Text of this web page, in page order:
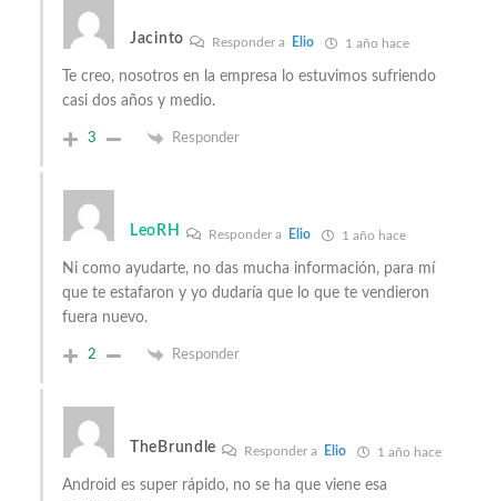
Jacinto Responder a Elio 1 año hace
Te creo, nosotros en la empresa lo estuvimos sufriendo
casi dos años y medio.
3 Responder
LeoRH Responder a Elio 1 año hace
Ni como ayudarte, no das mucha información, para mí
que te estafaron y yo dudaría que lo que te vendieron
fuera nuevo.
2 Responder
TheBrundle Responder a Elio 1 año hace
Android es super rápido, no se ha que viene esa